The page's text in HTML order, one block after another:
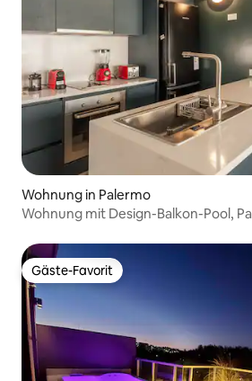
Wohnung in Palermo
Wohnung mit Design-Balkon-Pool,
Gäste-Favorit
Gäste-Favorit